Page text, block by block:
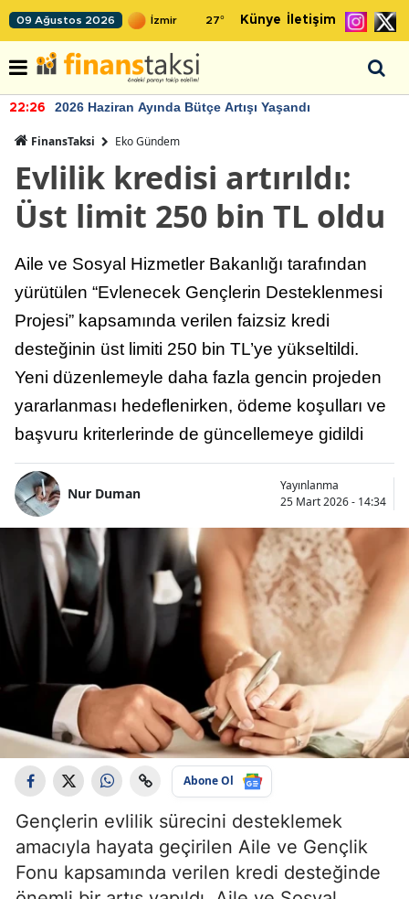
09 Ağustos 2026 27° Künye İletişim
22:26 2026 Haziran Ayında Bütçe Artışı Yaşandı
FinansTaksi Eko Gündem
Evlilik kredisi artırıldı:
Üst limit 250 bin TL oldu
Aile ve Sosyal Hizmetler Bakanlığı tarafından
yürütülen “Evlenecek Gençlerin Desteklenmesi
Projesi” kapsamında verilen faizsiz kredi
desteğinin üst limiti 250 bin TL’ye yükseltildi.
Yeni düzenlemeyle daha fazla gencin projeden
yararlanması hedeflenirken, ödeme koşulları ve
başvuru kriterlerinde de güncellemeye gidildi
Nur Duman
Yayınlanma
25 Mart 2026 - 14:34
Abone Ol
Gençlerin evlilik sürecini desteklemek
amacıyla hayata geçirilen Aile ve Gençlik
Fonu kapsamında verilen kredi desteğinde